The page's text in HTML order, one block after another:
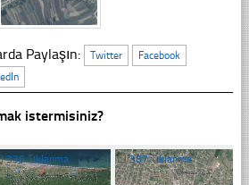
Paylaşın: Twitter
Facebook
istermisiniz?
336 Tıklanma ☐367 Tıklanma